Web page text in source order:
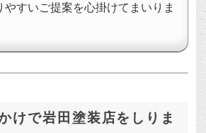
やすいご提案を心掛けてまいりま
けで岩田塗装店をしりま